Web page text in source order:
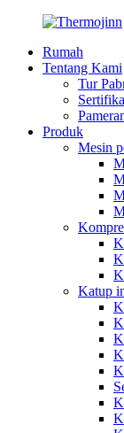
Rumah
Tentang Kami
Tur
Produk
Mesin
Katup